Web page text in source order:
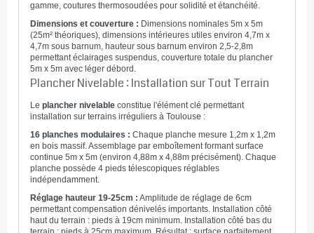
gamme, coutures thermosoudées pour solidité et étanchéité.
Dimensions et couverture : Dimensions nominales 5m x 5m
(25m² théoriques), dimensions intérieures utiles environ 4,7m x
4,7m sous barnum, hauteur sous barnum environ 2,5-2,8m
permettant éclairages suspendus, couverture totale du plancher
5m x 5m avec léger débord.
Plancher Nivelable : Installation sur Tout Terrain
Le plancher nivelable constitue l'élément clé permettant
installation sur terrains irréguliers à Toulouse :
16 planches modulaires : Chaque planche mesure 1,2m x 1,2m
en bois massif. Assemblage par emboîtement formant surface
continue 5m x 5m (environ 4,88m x 4,88m précisément). Chaque
planche possède 4 pieds télescopiques réglables
indépendamment.
Réglage hauteur 19-25cm : Amplitude de réglage de 6cm
permettant compensation dénivelés importants. Installation côté
haut du terrain : pieds à 19cm minimum. Installation côté bas du